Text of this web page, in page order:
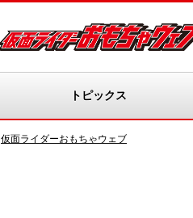
トピックス
仮面ライダーおもちゃウェブ